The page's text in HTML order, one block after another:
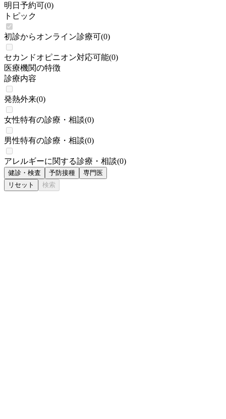
明日予約可(0)
トピック
初診からオンライン診療可(0)
セカンドオピニオン対応可能(0)
医療機関の特徴
診療内容
発熱外来(0)
女性特有の診療・相談(0)
男性特有の診療・相談(0)
アレルギーに関する診療・相談(0)
健診・検査 予防接種
専門医
リセット
検索